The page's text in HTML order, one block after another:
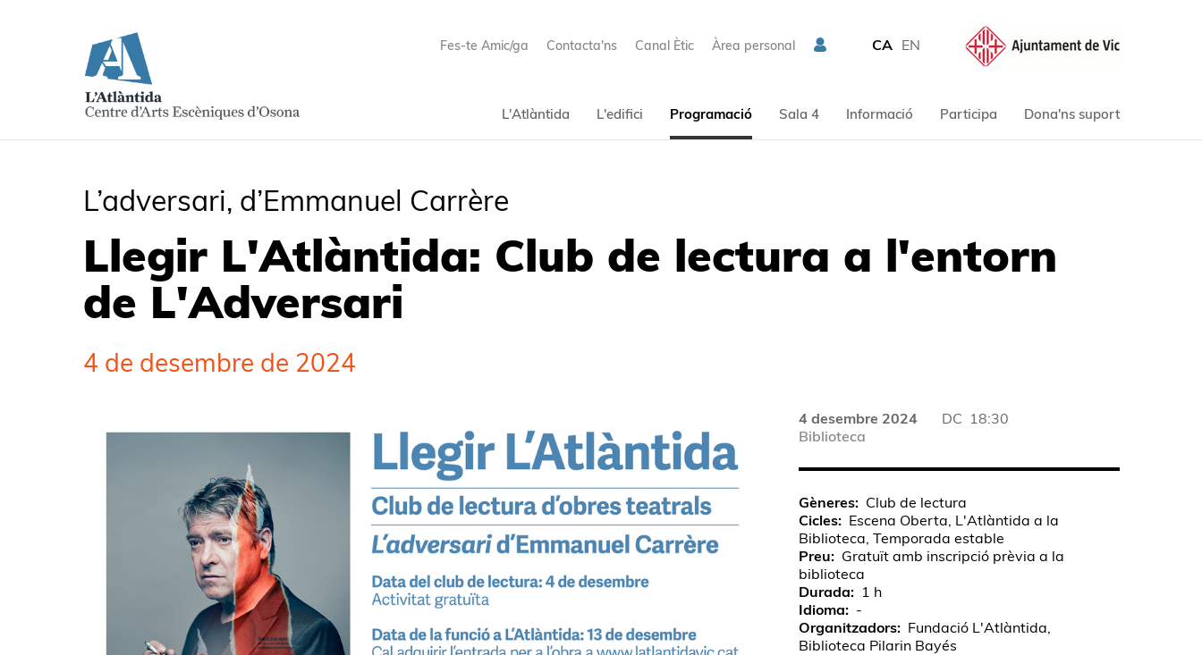
Fes-te Amic/ga Contacta'ns Canal Ètic Àrea personal CA EN
L'Atlàntida L'edifici Programació Sala 4 Informació Participa Dona'ns suport
L’adversari, d’Emmanuel Carrère
Llegir L'Atlàntida: Club de lectura a l'entorn
de L'Adversari
4 de desembre de 2024
4 desembre 2024 DC 18:30
Biblioteca
Gèneres
Club de lectura
Cicles
Escena Oberta, L'Atlàntida a la
Biblioteca, Temporada estable
Preu
Gratuït amb inscripció prèvia a la
biblioteca
Durada
1 h
Idioma
-
Organitzadors
Fundació L'Atlàntida,
Biblioteca Pilarin Bayés